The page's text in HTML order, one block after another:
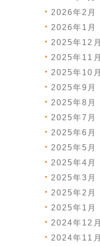
2026年2月
2026年1月
2025年12月
2025年11月
2025年10月
2025年9月
2025年8月
2025年7月
2025年6月
2025年5月
2025年4月
2025年3月
2025年2月
2025年1月
2024年12月
2024年11月